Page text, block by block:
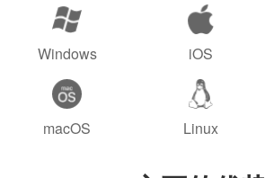
Windows iOS
macOS Linux